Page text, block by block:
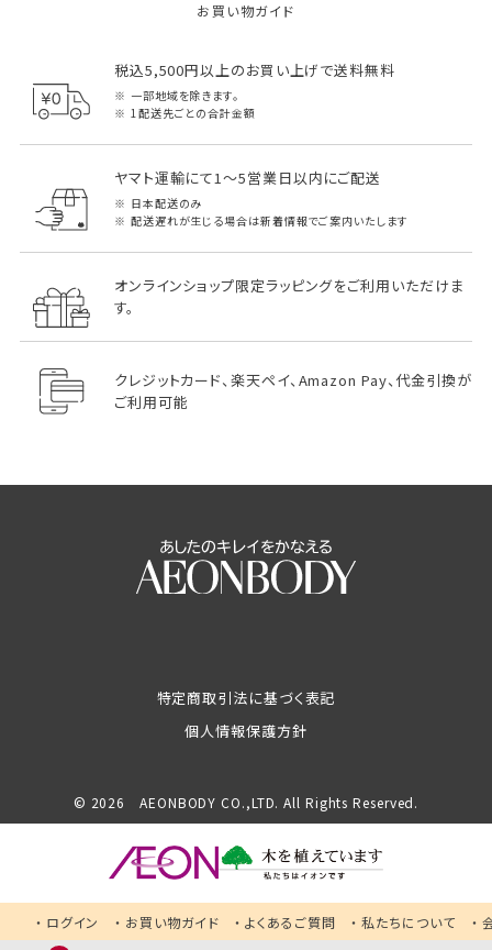
お買い物ガイド
税込5,500円以上のお買い上げで送料無料
一部地域を除きます。
1配送先ごとの合計金額
ヤマト運輸にて1～5営業日以内にご配送
日本配送のみ
配送遅れが生じる場合は新着情報でご案内いたします
オンラインショップ限定ラッピングをご利用いただけま
す。
クレジットカード、楽天ペイ、Amazon Pay、代金引換が
ご利用可能
ログイン お買い物ガイド よくあるご質問 私たちについて
特定商取引法に基づく表記
個人情報保護方針
© 2026 AEONBODY CO.,LTD. All Rights Reserved.